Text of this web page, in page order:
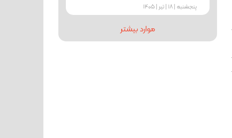
پنجشنبه | 18 | تیر | 1405
موارد بیشتر